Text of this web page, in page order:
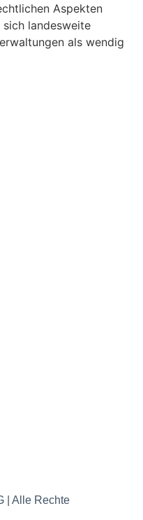
Aspekten
landesweite
als wendig
| Alle Rechte